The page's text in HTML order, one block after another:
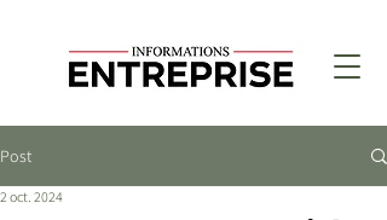
Post
2 oct. 2024